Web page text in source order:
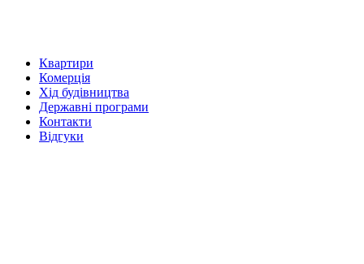
Квартири
Комерція
Хід будівництва
Державні програми
Контакти
Відгуки